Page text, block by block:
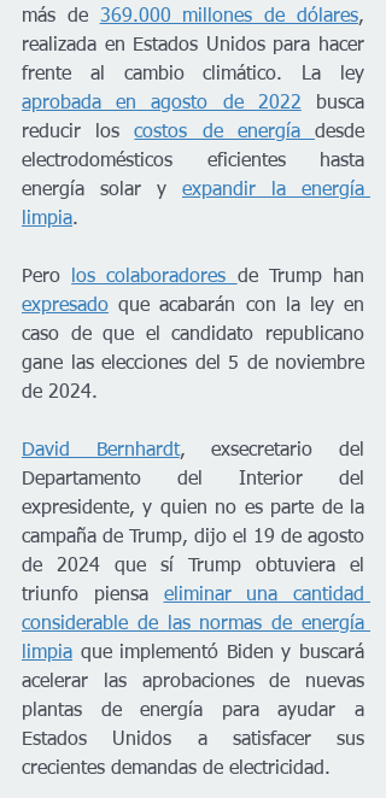
más de 369.000 millones de dólares,
realizada en Estados Unidos para hacer
aprobada en agosto de 2022 busca
reducir los costos de energía desde
electrodomésticos eficientes hasta
energía solar y expandir la energía
limpia.
Pero los colaboradores
expresado que acabarán con la ley en
caso de que el candidato republicano
gane las elecciones del 5 de noviembre
de 2024.
David Bernhardt, exsecretario del
Departamento del Interior del
expresidente, y quien no es parte de la
campaña de Trump, dijo el 19 de agosto
de 2024 que sí Trump obtuviera el
triunfo piensa eliminar una cantidad
considerable de las normas de energía
limpia que implementó Biden y buscará
acelerar las aprobaciones de nuevas
plantas de energía para ayudar a
Estados Unidos a satisfacer sus
crecientes demandas de electricidad.